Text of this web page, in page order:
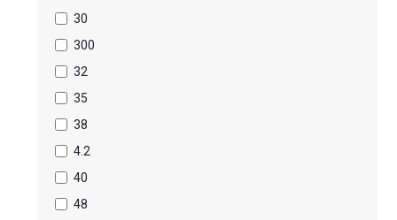
30
300
32
35
38
4.2
40
48